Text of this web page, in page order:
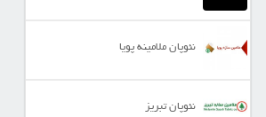
نئوپان ملامینه پویا
نئوپان تبریز